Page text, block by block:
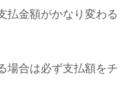
払金額がかなり変わる
場合は必ず支払額をチ